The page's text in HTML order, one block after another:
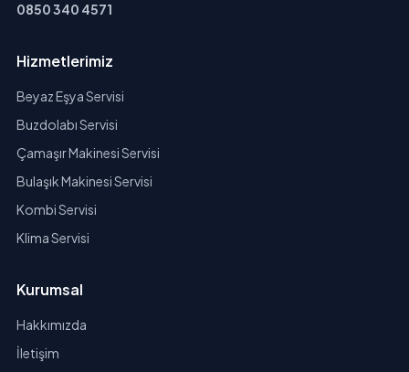
0850 340 4571
Hizmetlerimiz
Beyaz Eşya Servisi
Buzdolabı Servisi
Çamaşır Makinesi Servisi
Bulaşık Makinesi Servisi
Kombi Servisi
Klima Servisi
Kurumsal
Hakkımızda
İletişim